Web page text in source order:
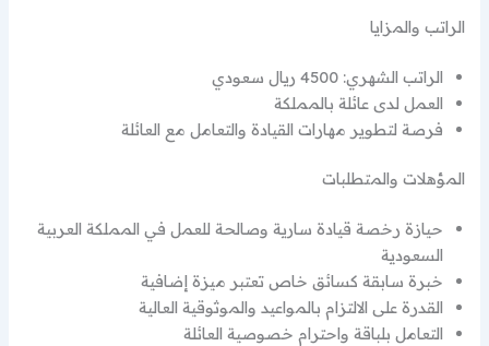
الراتب والمزايا
الراتب الشهري: 4500 ريال سعودي
العمل لدى عائلة بالمملكة
فرصة لتطوير مهارات القيادة والتعامل مع العائلة
المؤهلات والمتطلبات
حيازة رخصة قيادة سارية وصالحة للعمل في المملكة العربية
السعودية
خبرة سابقة كسائق خاص تعتبر ميزة إضافية
القدرة على الالتزام بالمواعيد والموثوقية العالية
التعامل بلباقة واحترام خصوصية العائلة